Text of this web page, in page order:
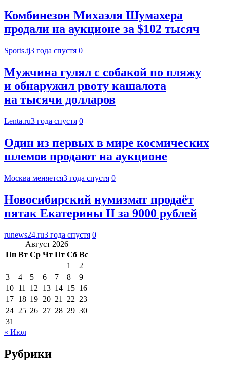
Комбинезон Михаэля Шумахера
продали на аукционе за $102 тысяч
Sports.tj3 года спустя 0
Мужчина гулял с собакой по пляжу
и обнаружил рвоту кашалота
на тысячи долларов
Lenta.ru3 года спустя 0
Один из первых в мире космических
шлемов продают на аукционе
Москва меняется3 года спустя 0
Новосибирский нумизмат продаёт
пятак Екатерины II за 9000 рублей
runews24.ru3 года спустя 0
Август 2026
Пн Вт Ср Чт Пт Сб Вс
1
2
3
4 5 6 7 8
9
10 11 12 13 14 15 16
17 18 19 20 21 22 23
24 25 26 27 28 29 30
31
« Июл
Рубрики